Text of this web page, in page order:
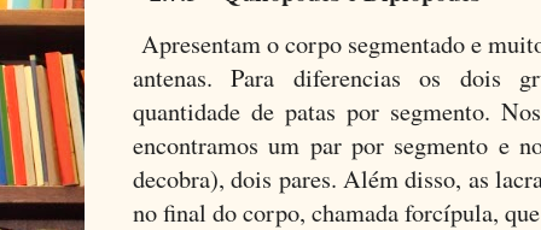
Apresentam o corpo segmentado e
antenas. Para diferencias os dois
quantidade de patas por segmento.
encontramos um par por segmento e
decobra), dois pares. Além disso, as
no final do corpo, chamada forcípula,